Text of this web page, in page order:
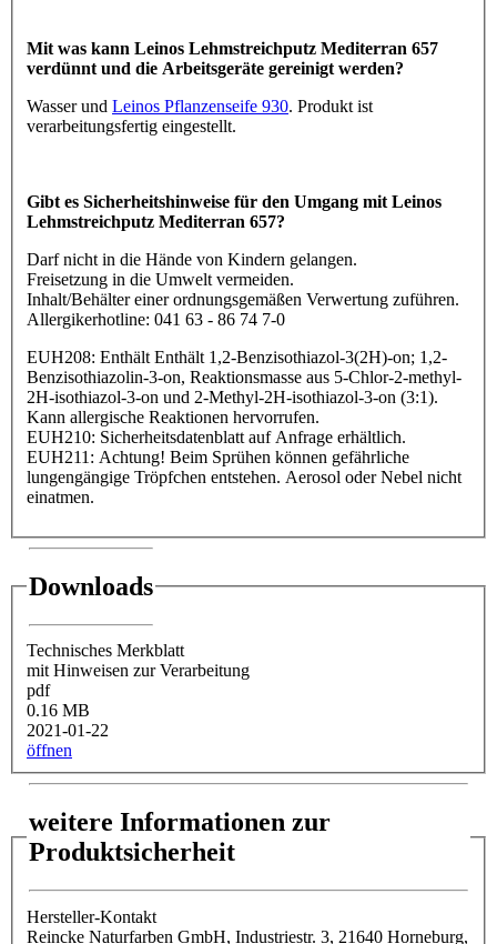
Mit was kann Leinos Lehmstreichputz Mediterran 657
verdünnt und die Arbeitsgeräte gereinigt werden?
Wasser und Leinos Pflanzenseife 930. Produkt ist
verarbeitungsfertig eingestellt.
Gibt es Sicherheitshinweise für den Umgang mit Leinos
Lehmstreichputz Mediterran 657?
Darf nicht in die Hände von Kindern gelangen.
Freisetzung in die Umwelt vermeiden.
Inhalt/Behälter einer ordnungsgemäßen Verwertung zuführen.
Allergikerhotline: 041 63 - 86 74 7-0
EUH208: Enthält Enthält 1,2-Benzisothiazol-3(2H)-on; 1,2-
Benzisothiazolin-3-on, Reaktionsmasse aus 5-Chlor-2-methyl-
2H-isothiazol-3-on und 2-Methyl-2H-isothiazol-3-on (3:1).
Kann allergische Reaktionen hervorrufen.
EUH210: Sicherheitsdatenblatt auf Anfrage erhältlich.
EUH211: Achtung! Beim Sprühen können gefährliche
lungengängige Tröpfchen entstehen. Aerosol oder Nebel nicht
einatmen.
Downloads
Technisches Merkblatt
mit Hinweisen zur Verarbeitung
pdf
0.16 MB
2021-01-22
öffnen
weitere Informationen zur
Produktsicherheit
Hersteller-Kontakt
Reincke Naturfarben GmbH, Industriestr. 3, 21640 Horneburg,